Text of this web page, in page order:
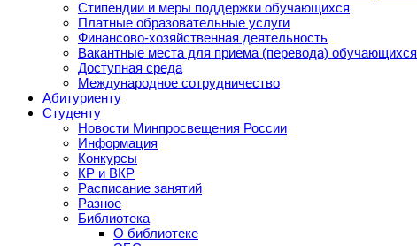
Стипендии и меры поддержки обучающихся
Платные образовательные услуги
Финансово-хозяйственная деятельность
Вакантные места для приема (перевода) обучающихся
Доступная среда
Международное сотрудничество
Абитуриенту
Студенту
Новости Минпросвещения России
Информация
Конкурсы
КР и ВКР
Расписание занятий
Разное
Библиотека
О библиотеке